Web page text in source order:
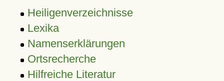
Heiligenverzeichnisse
Lexika
Namenserklärungen
Ortsrecherche
Hilfreiche Literatur